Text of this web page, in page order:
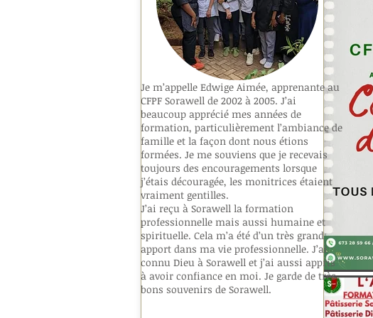
Je m’appelle Edwige Aimée, apprenante au
CFPF Sorawell de 2002 à 2005. J’ai
beaucoup apprécié mes années de
formation, particulièrement l’ambiance de
famille et la façon dont nous étions
formées. Je me souviens que je recevais
toujours des encouragements lorsque
j’étais découragée, les monitrices étaient
vraiment gentilles.
J’ai reçu à Sorawell la formation
professionnelle mais aussi humaine et
spirituelle. Cela m’a été d’un très grand
apport dans ma vie professionnelle. J’ai
connu Dieu à Sorawell et j’ai aussi appris
à avoir confiance en moi. Je garde de très
bons souvenirs de Sorawell.